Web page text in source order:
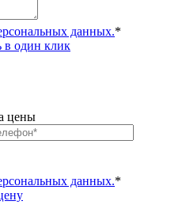
данных.*
в один клик
цены
данных.*